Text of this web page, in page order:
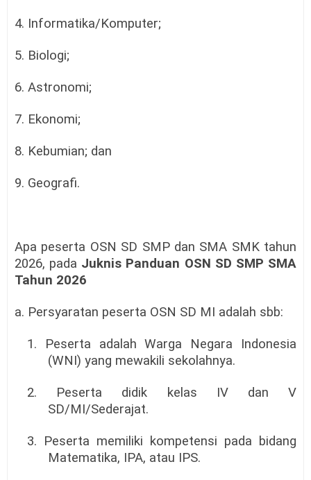
4. Informatika/Komputer;
5. Biologi;
6. Astronomi;
7. Ekonomi;
8. Kebumian; dan
9. Geografi.
Apa peserta OSN SD SMP dan SMA SMK tahun
2026, pada Juknis Panduan OSN SD SMP SMA
Tahun 2026
a. Persyaratan peserta OSN SD MI adalah sbb:
1. Peserta adalah Warga Negara Indonesia
(WNI) yang mewakili sekolahnya.
2. Peserta didik kelas IV dan V
SD/MI/Sederajat.
3. Peserta memiliki kompetensi pada bidang
Matematika, IPA, atau IPS.